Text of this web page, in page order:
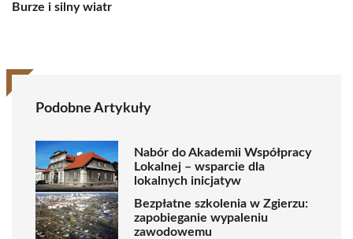
Burze i silny wiatr
Podobne Artykuły
Nabór do Akademii Współpracy
Lokalnej – wsparcie dla
lokalnych inicjatyw
Bezpłatne szkolenia w Zgierzu:
zapobieganie wypaleniu
zawodowemu